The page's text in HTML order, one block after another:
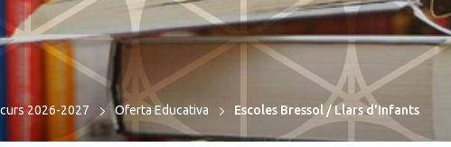
2026-2027 Oferta Educativa Escoles Bressol / Llars d'Infants